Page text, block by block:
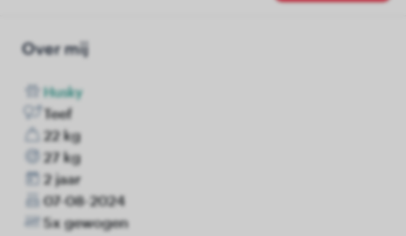
Over mij
Husky
Teef
22 kg
27 kg
2 jaar
07-08-2024
5x gewogen